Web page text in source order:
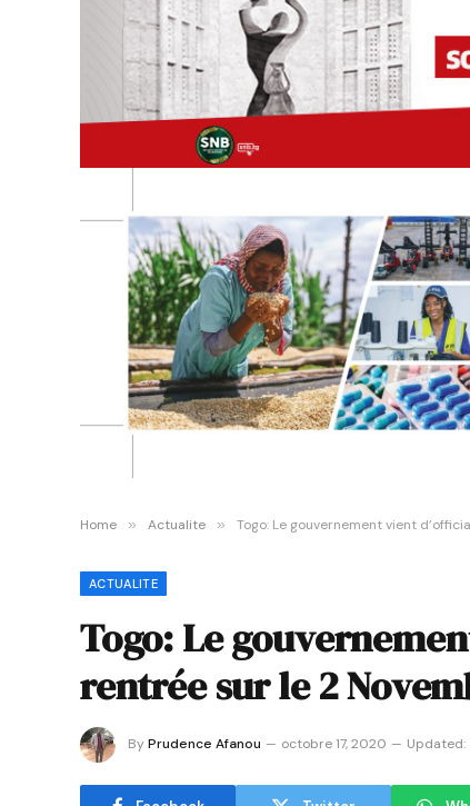
Home » Actualite » Togo: Le gouvernement vient
ACTUALITE
Togo: Le
rentrée sur le 2
ByPrudence Afanou octobre 17, 2020 Updated: